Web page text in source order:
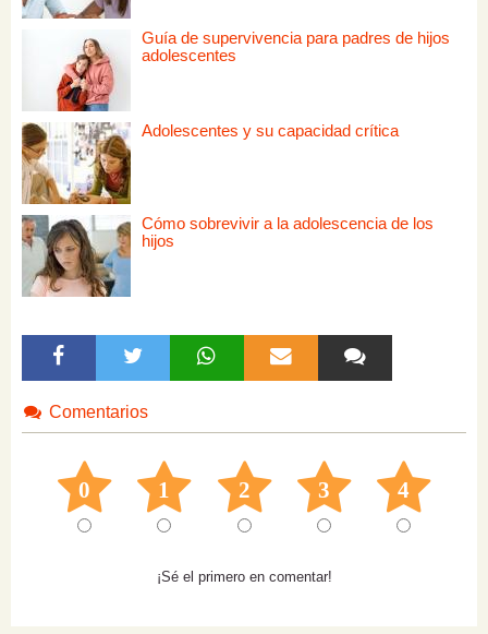
Guía de supervivencia para padres de hijos
adolescentes
Adolescentes y su capacidad crítica
Cómo sobrevivir a la adolescencia de los
hijos
Comentarios
0 1 2 3 4
¡Sé el primero en comentar!